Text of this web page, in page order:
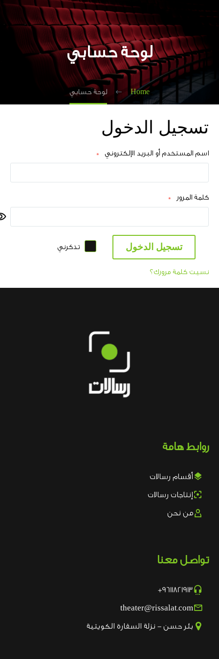
لوحة حسابي
Home لوحة حسابي
تسجيل الدخول
اسم المستخدم أو البريد الإلكتروني *
كلمة المرور *
تسجيل الدخول تذكرني
نسيت كلمة مرورك؟
روابط هامة
 أقسام رسالات
 إنتاجات رسالات
من نحن
تواصل معنا

9611821913+

theater@rissalat.com
 بئر حسن - نزلة السفارة الكويتية